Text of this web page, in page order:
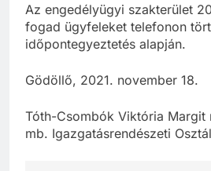
Az engedélyügyi szakterület
fogad ügyfeleket telefonon
időpontegyeztetés alapján.
Gödöllő, 2021. november 18.
Tóth-Csombók Viktória Margit
mb. Igazgatásrendészeti